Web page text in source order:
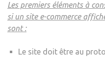
Les premiers éléments à
si un site e-commerce
sont :
Le site doit être au